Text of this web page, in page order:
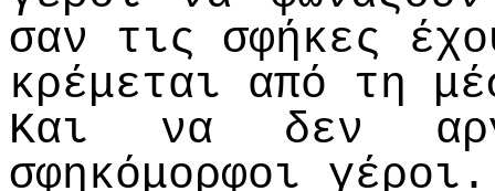
σαν τις σφήκες
κρέμεται από τη
Και να δεν
σφηκόμορφοι